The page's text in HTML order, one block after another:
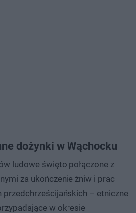
dożynki w Wąchocku
ludowe święto połączone z
za ukończenie żniw i prac
przedchrześcijańskich – etniczne
w okresie